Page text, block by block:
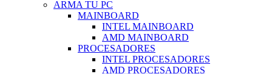
ARMA TU PC
MAINBOARD
INTEL MAINBOARD
AMD MAINBOARD
PROCESADORES
INTEL PROCESADORES
AMD PROCESADORES